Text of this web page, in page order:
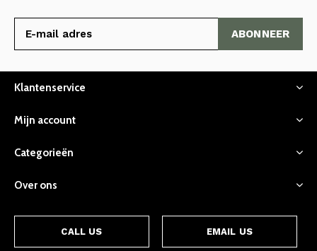
ABONNEER
Klantenservice
Mijn account
Categorieën
Over ons
CALL US EMAIL US